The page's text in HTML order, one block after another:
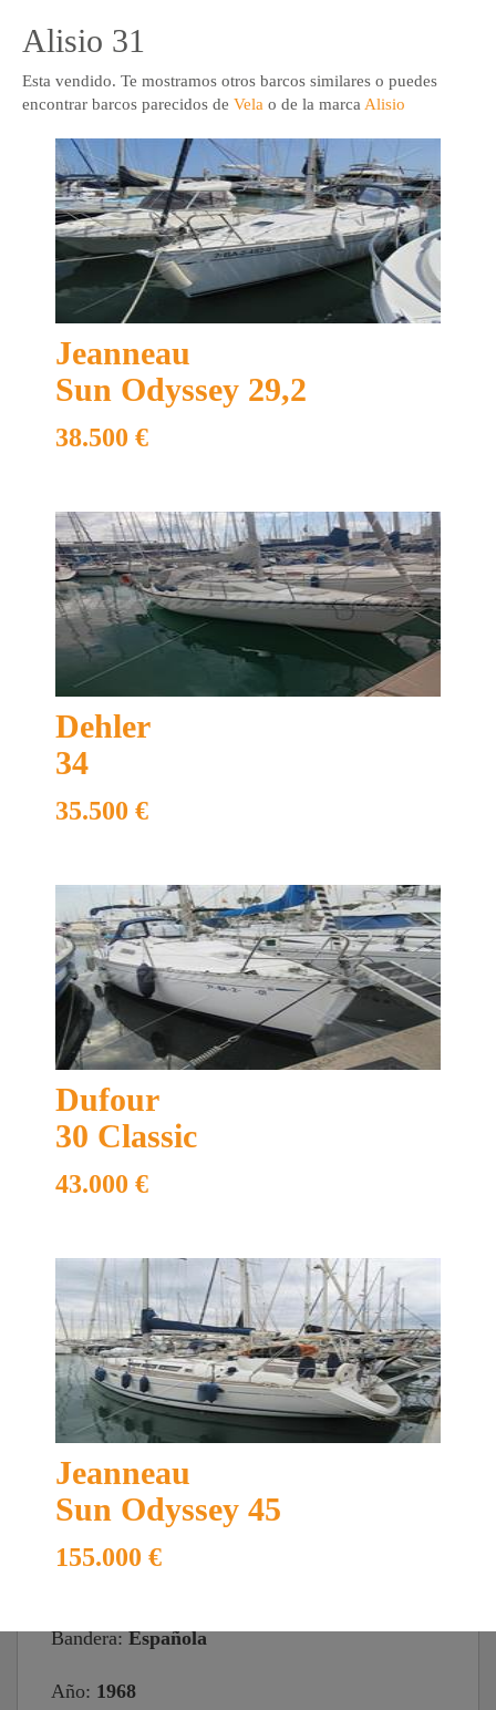
+ 34 93 636 22 11 info@marinaboats.com
Alisio 31
Ver todos
Velero Mistral Alisio 31 pies, de ocasión, diseñado por H. Amel,
Ficha técnica
Acomodación y equipamiento
Información adicional
Bandera:Española
Año: 1968
Alisio 31
Esta vendido. Te mostramos otros barcos similares o puedes
encontrar barcos parecidos de Vela o de la marca Alisio
Jeanneau
Sun Odyssey 29,2
38.500 €
Dehler
34
35.500 €
Dufour
30 Classic
43.000 €
Jeanneau
Sun Odyssey 45
155.000 €